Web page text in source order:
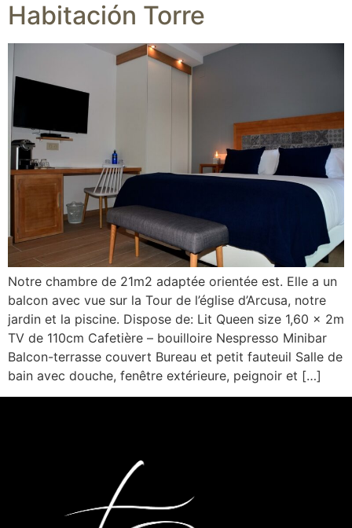
Habitación Torre
Notre chambre de 21m2 adaptée orientée est. Elle a un
balcon avec vue sur la Tour de l’église d’Arcusa, notre
jardin et la piscine. Dispose de: Lit Queen size 1,60 x 2m
TV de 110cm Cafetière – bouilloire Nespresso Minibar
Balcon-terrasse couvert Bureau et petit fauteuil Salle de
bain avec douche, fenêtre extérieure, peignoir et […]